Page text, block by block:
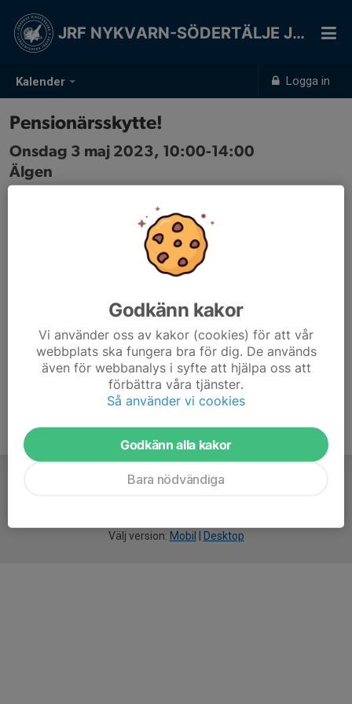
Kalender Logga in
JRF NYKVARN-SÖDERTÄLJE JSK
Pensionärsskytte!
Onsdag 3 maj 2023, 10:00-14:00
Älgen
Bana uppdateras inför varje träning.
Välj version: Mobil Desktop
Godkänn kakor
Vi använder oss av kakor (cookies) för att vår
webbplats ska fungera bra för dig. De används
även för webbanalys i syfte att hjälpa oss att
förbättra våra tjänster.
Så använder vi cookies
Godkänn alla kakor
Bara nödvändiga